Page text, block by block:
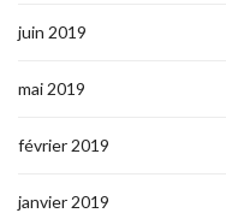
juin 2019
mai 2019
février 2019
janvier 2019